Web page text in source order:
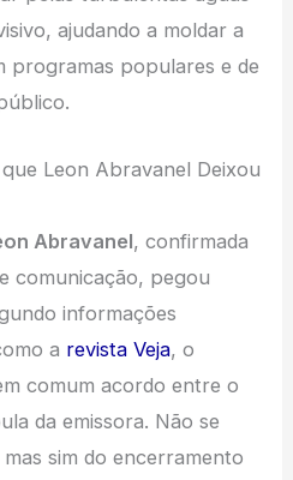
ajudando a moldar a
programas populares e de
Leon Abravanel Deixou
Abravanel, confirmada
comunicação, pegou
informações
a revista Veja, o
comum acordo entre o
da emissora. Não se
sim do encerramento